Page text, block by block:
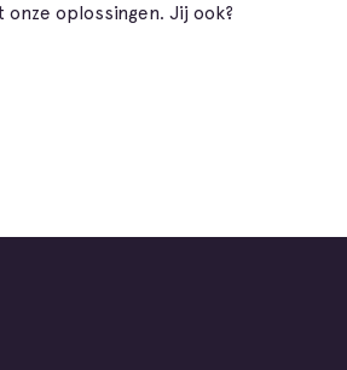
oplossingen. Jij ook?